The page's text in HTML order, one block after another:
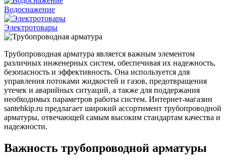
Водоснажение
Электротовары
Трубопроводная арматура является важным элементом
различных инженерных систем, обеспечивая их надежность,
безопасность и эффективность. Она используется для
управления потоками жидкостей и газов, предотвращения
утечек и аварийных ситуаций, а также для поддержания
необходимых параметров работы систем. Интернет-магазин
santehkip.ru предлагает широкий ассортимент трубопроводной
арматуры, отвечающей самым высоким стандартам качества и
надежности.
Важность трубопроводной арматуры